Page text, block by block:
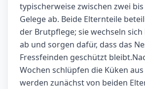
typischerweise zwischen zwei
Gelege ab. Beide Elternteile
der Brutpflege; sie wechseln
ab und sorgen dafür, dass das
Fressfeinden geschützt
Wochen schlüpfen die Küken aus
werden zunächst von beiden